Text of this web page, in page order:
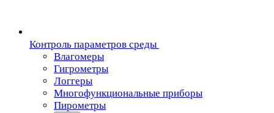
Контроль параметров среды
Влагомеры
Гигрометры
Логгеры
Многофункциональные приборы
Пирометры